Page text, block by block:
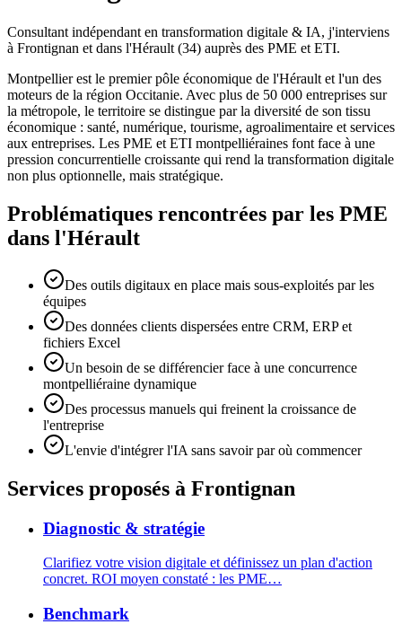
Consultant indépendant en transformation digitale & IA, j'interviens
à Frontignan et dans l'Hérault (34) auprès des PME et ETI.
Montpellier est le premier pôle économique de l'Hérault et l'un des
moteurs de la région Occitanie. Avec plus de 50 000 entreprises sur
la métropole, le territoire se distingue par la diversité de son tissu
économique : santé, numérique, tourisme, agroalimentaire et services
aux entreprises. Les PME et ETI montpelliéraines font face à une
pression concurrentielle croissante qui rend la transformation digitale
non plus optionnelle, mais stratégique.
Problématiques rencontrées par les PME
dans l'Hérault
Des outils digitaux en place mais sous-exploités par les
équipes
Des données clients dispersées entre CRM, ERP et
fichiers Excel
Un besoin de se différencier face à une concurrence
montpelliéraine dynamique
Des processus manuels qui freinent la croissance de
l'entreprise
L'envie d'intégrer l'IA sans savoir par où commencer
Services proposés à Frontignan
Diagnostic & stratégie
Clarifiez votre vision digitale et définissez un plan d'action
concret. ROI moyen constaté : les PME…
Benchmark